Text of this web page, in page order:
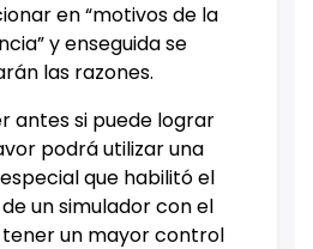
en “motivos de la
y enseguida se
las razones.
antes si puede lograr
podrá utilizar una
que habilitó el
un simulador con el
un mayor control